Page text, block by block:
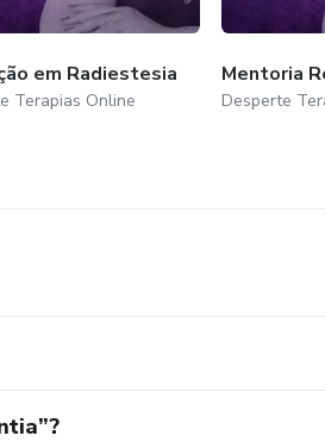
em Radiestesia
Terapias Online
Mentoria
Desperte